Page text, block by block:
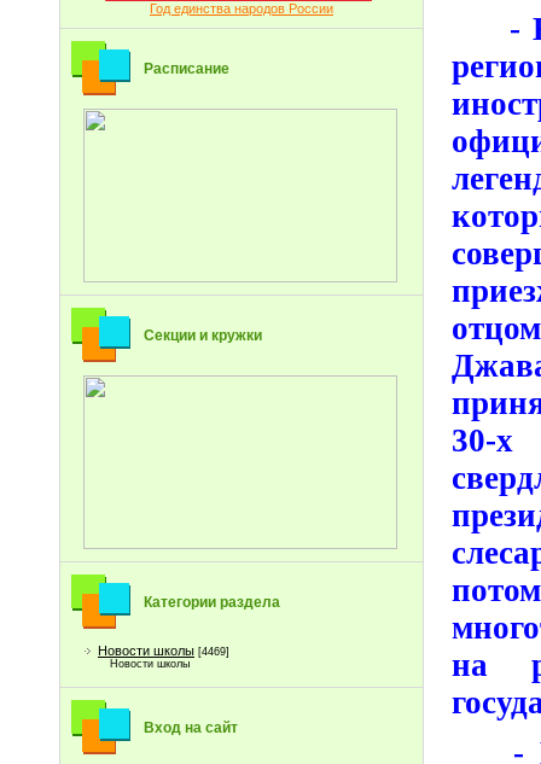
Год единства народов России
Расписание
Секции и кружки
Категории раздела
Новости школы [4469]
Новости школы
Вход на сайт
- В
30-
на
- В